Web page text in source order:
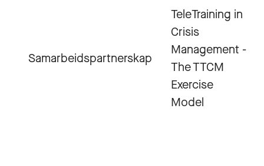
Samarbeidspartnerskap
TeleTraining in
Crisis
Management -
The TTCM
Exercise
Model